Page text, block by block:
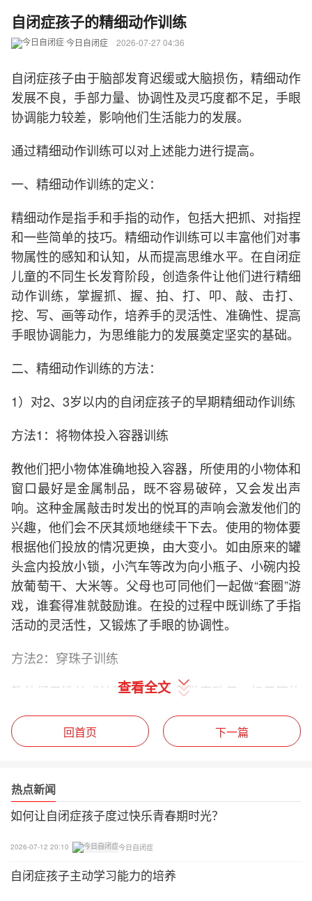
自闭症孩子的精细动作训练
今日自闭症 2026-07-27 04:36
自闭症孩子由于脑部发育迟缓或大脑损伤，精细动作
发展不良，手部力量、协调性及灵巧度都不足，手眼
协调能力较差，影响他们生活能力的发展。
通过精细动作训练可以对上述能力进行提高。
一、精细动作训练的定义：
精细动作是指手和手指的动作，包括大把抓、对指捏
和一些简单的技巧。精细动作训练可以丰富他们对事
物属性的感知和认知，从而提高思维水平。在自闭症
儿童的不同生长发育阶段，创造条件让他们进行精细
动作训练，掌握抓、握、拍、打、叩、敲、击打、
挖、写、画等动作，培养手的灵活性、准确性、提高
手眼协调能力，为思维能力的发展奠定坚实的基础。
二、精细动作训练的方法：
1）对2、3岁以内的自闭症孩子的早期精细动作训练
方法1：将物体投入容器训练
教他们把小物体准确地投入容器，所使用的小物体和
窗口最好是金属制品，既不容易破碎，又会发出声
响。这种金属敲击时发出的悦耳的声响会激发他们的
兴趣，他们会不厌其烦地继续干下去。使用的物体要
根据他们投放的情况更换，由大变小。如由原来的罐
头盒内投放小锁，小汽车等改为向小瓶子、小碗内投
放葡萄干、大米等。父母也可同他们一起做“套圈”游
戏，谁套得准就鼓励谁。在投的过程中既训练了手指
活动的灵活性，又锻炼了手眼的协调性。
方法2：穿珠子训练
教他们用铁丝或较粗的包皮电线做穿珠子、扣子等的
法，由模仿康复师做、家长帮助做、到自己拿起扣
子、珠子和线他们自己做。可锻炼他们双手协调、手
方法3：翻揭训练
像册等，鼓励他们自己用手去翻揭。看画册上的人和
物这不是最终目的，其目的在于在翻揭中锻炼他们的
查看全文
回首页 下一篇
热点新闻
如何让自闭症孩子度过快乐青春期时光？
2026-07-12 20:10 今日自闭症
自闭症孩子主动学习能力的培养